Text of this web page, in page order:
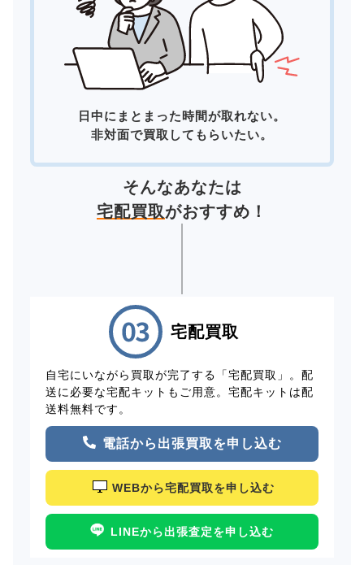
日中にまとまった時間が取れない。
非対面で買取してもらいたい。
そんなあなたは
宅配買取がおすすめ！
宅配買取
自宅にいながら買取が完了する「宅配買取」。配
送に必要な宅配キットもご用意。宅配キットは配
送料無料です。
電話から出張買取を申し込む
WEBから宅配買取を申し込む
LINEから出張査定を申し込む